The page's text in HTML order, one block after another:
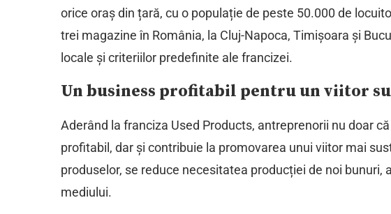
orice oraș din țară, cu o populație de peste 50.000 de
trei magazine în România, la Cluj-Napoca, Timișoara și
locale și criteriilor predefinite ale francizei.
Un business profitabil pentru un viitor
Aderând la franciza Used Products, antreprenorii nu doar
profitabil, dar și contribuie la promovarea unui viitor mai
produselor, se reduce necesitatea producției de noi bunuri,
mediului.